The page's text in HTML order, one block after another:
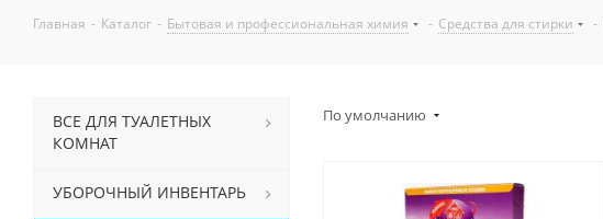
Главная - Каталог - Бытовая и профессиональная химия - Средства для стирки -
По умолчанию
ВСЕ ДЛЯ ТУАЛЕТНЫХ
КОМНАТ
УБОРОЧНЫЙ ИНВЕНТАРЬ